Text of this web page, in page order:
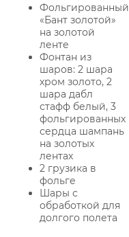
Фольгированный
«Бант золотой»
на золотой
ленте
Фонтан из
шаров: 2 шара
хром золото, 2
шара дабл
стафф белый, 3
фольгированных
сердца шампань
на золотых
лентах
2 грузика в
фольге
Шары с
обработкой для
долгого полета